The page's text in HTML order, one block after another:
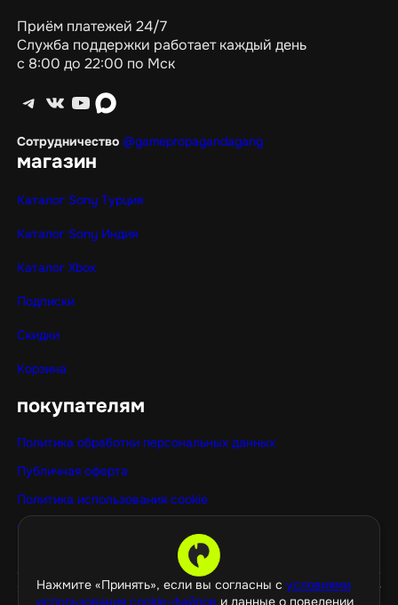
Нажмите «Принять», если вы согласны с условиями
использования cookie-файлов и данные о поведении
Приём платежей 24/7
Служба поддержки работает каждый день
с 8:00 до 22:00 по Мск
Telegram ВКонтакте YouTube max
Сотрудничество @gamepropagandagang
магазин
Каталог Sony Турция
Каталог Sony Индия
Каталог Xbox
Подписки
Скидки
Корзина
покупателям
Политика обработки персональных данных
Публичная оферта
Политика использования cookie
Оптовые покупки